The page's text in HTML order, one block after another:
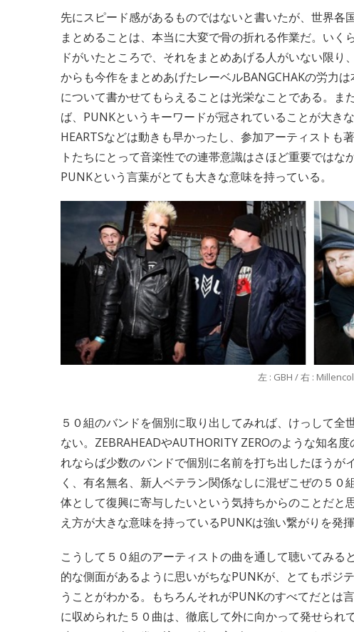
先にスピード感があるものではないと書いたが、世界各
まとめることは、本当に大変で骨の折れる作業だ。いく
ドがいたところで、それをまとめあげる人がいない限
からも今作をまとめあげたレーベルBANGCHAKの労力
について書かせてもらえることは光栄なことである。ま
ば、PUNKというキーワードが冠されていることが大き
HEARTSなどは動きも早かったし、参加アーティストも
トたちにとって音楽性での連帯意識はさほど重要ではな
PUNKという言葉がとても大きな意味を持っている。
左 : GBH / 右 :
５０組のバンドを個別に取り出してみれば、けっして全
ない。ZEBRAHEADやAUTHORITY ZEROのような知名
れならば少数のバンドで個別に名前を打ち出したほうが
く、有名無名、新人ベテラン関係なしに混ぜこぜの５
体として復興に寄与したいという気持ちからのことだと
え方が大きな意味を持っているPUNKは強い繋がりを発
こうして５０組のアーティストの曲を通して聴いてみる
的な側面があるように思いがちなPUNKが、とてもポジ
うことがわかる。もちろんそれがPUNKのすべてだとは
に収められた５０曲は、徹底して外に向かって発せられ